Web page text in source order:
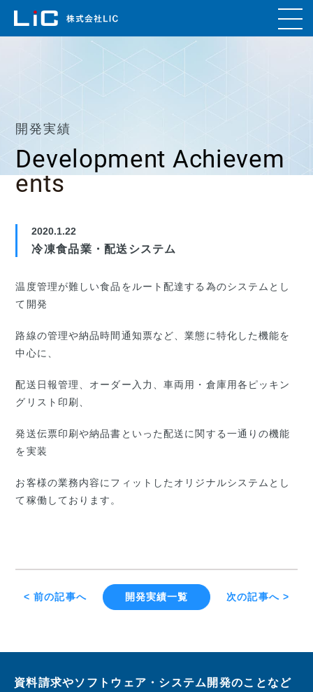
開発実績
Development Achievem
ents
2020.1.22
冷凍食品業・配送システム
温度管理が難しい食品をルート配達する為のシステムとし
て開発
路線の管理や納品時間通知票など、業態に特化した機能を
中心に、
配送日報管理、オーダー入力、車両用・倉庫用各ピッキン
グリスト印刷、
発送伝票印刷や納品書といった配送に関する一通りの機能
を実装
お客様の業務内容にフィットしたオリジナルシステムとし
て稼働しております。
< 前の記事へ 開発実績一覧 次の記事へ >
資料請求やソフトウェア・システム開発のことなど